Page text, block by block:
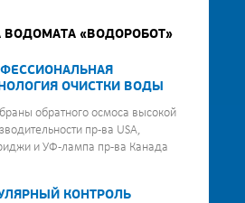
«ВОДОРОБОТ»
ОЧИСТКИ ВОДЫ
обратного осмоса высокой
пр-ва USA,
и УФ-лампа пр-ва Канада
КОНТРОЛЬ